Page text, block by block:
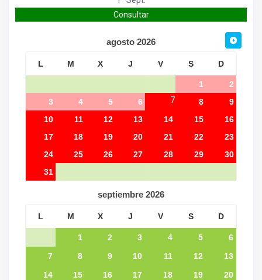
Consultar
agosto 2026
L M X J V S D
1
2
3
4 5 6 7 8
9
10
11 12 13 14 15
16
17
18 19 20 21 22
23
24
25 26 27 28 29
30
31
septiembre 2026
L M X J V S D
1 2 3 4 5
6
7
8 9 10 11 12
13
14
15 16 17 18 19
20